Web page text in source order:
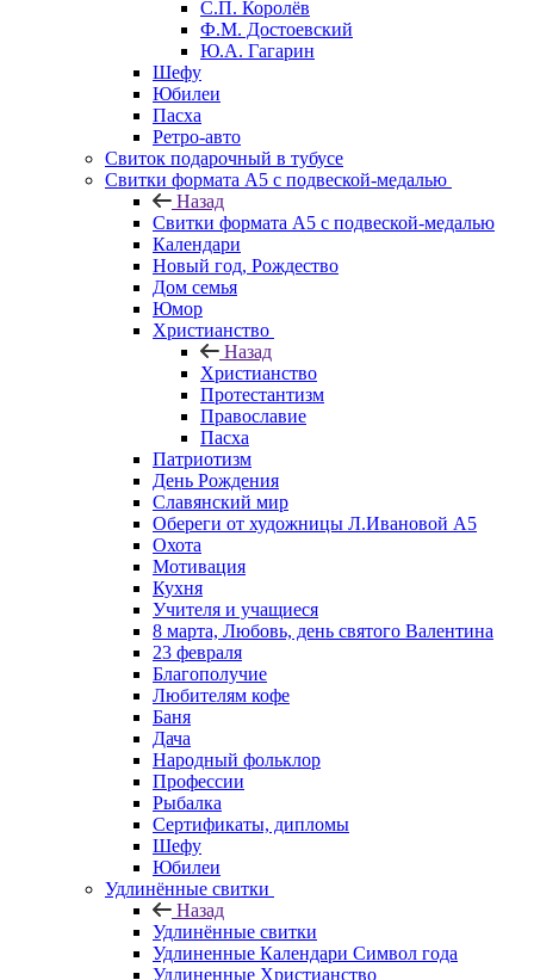
С.П. Королёв
Ф.М. Достоевский
Ю.А. Гагарин
Шефу
Юбилеи
Пасха
Ретро-авто
Свиток подарочный в тубусе
Свитки формата А5 с подвеской-медалью
Назад
Свитки формата А5 с подвеской-медалью
Календари
Новый год, Рождество
Дом семья
Юмор
Христианство
Назад
Христианство
Протестантизм
Православие
Пасха
Патриотизм
День Рождения
Славянский мир
Обереги от художницы Л.Ивановой А5
Охота
Мотивация
Кухня
Учителя и учащиеся
8 марта, Любовь, день святого Валентина
23 февраля
Благополучие
Любителям кофе
Баня
Дача
Народный фольклор
Профессии
Рыбалка
Сертификаты, дипломы
Шефу
Юбилеи
Удлинённые свитки
Назад
Удлинённые свитки
Удлиненные Календари Символ года
Удлиненные Христианство